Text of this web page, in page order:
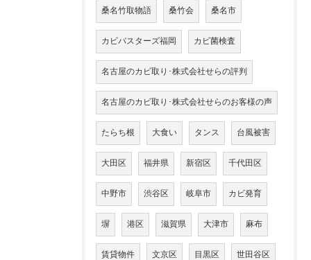
桑名竹取物語 桑竹会 桑名市
カビバスターズ福岡 カビ菌検査
名古屋のカビ取り･株式会社せらの評判
名古屋のカビ取り･株式会社せらのお客様の声
たらち根 大食い タンス 台風被害
大田区 福井県 新宿区 千代田区
中野市 渋谷区 岐阜市 カビ発育
塀 港区 滋賀県 大津市 麻布
賃貸物件 文京区 目黒区 世田谷区